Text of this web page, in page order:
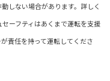
しない場合があります。詳しく
ーフティはあくまで運転を支援
責任を持って運転してくださ